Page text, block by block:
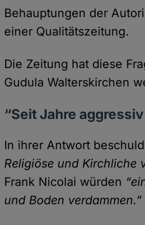
Behauptungen der
einer Qualitäts­zeitung.
Die Zeitung hat diese
Gudula Walterskirchen
“Seit Jahre
In ihrer Antwort
Religiöse und Kirchliche
Frank Nicolai würden
und Boden verdammen.”